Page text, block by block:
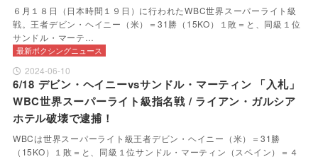
６月１８日（日本時間１９日）に行われたWBC世界スーパーライト級
戦。王者デビン・ヘイニー（米）＝31勝（15KO）１敗＝と、同級１位
サンドル・マーテ…
最新ボクシングニュース
2024-06-10
6/18 デビン・ヘイニーvsサンドル・マーティン 「入札」
WBC世界スーパーライト級指名戦 / ライアン・ガルシア
ホテル破壊で逮捕！
WBCは世界スーパーライト級王者デビン・ヘイニー（米）＝31勝
（15KO）１敗＝と、同級１位サンドル・マーティン（スペイン）＝４